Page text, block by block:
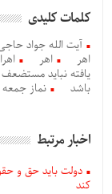
کلمات کلیدی
آیت الله جواد
اهر
اهر
یافته نباید مستضعف
باشد
نماز جمعه
اخبار مرتبط
دولت باید حق و
کند